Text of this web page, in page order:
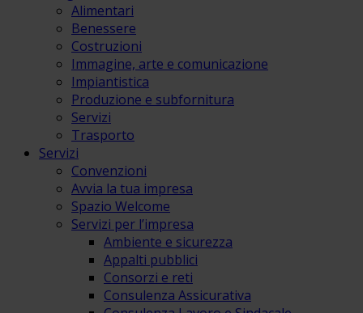
Alimentari
Benessere
Costruzioni
Immagine, arte e comunicazione
Impiantistica
Produzione e subfornitura
Servizi
Trasporto
Servizi
Convenzioni
Avvia la tua impresa
Spazio Welcome
Servizi per l’impresa
Ambiente e sicurezza
Appalti pubblici
Consorzi e reti
Consulenza Assicurativa